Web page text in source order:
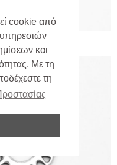
cookie από
και
Με τη
τη